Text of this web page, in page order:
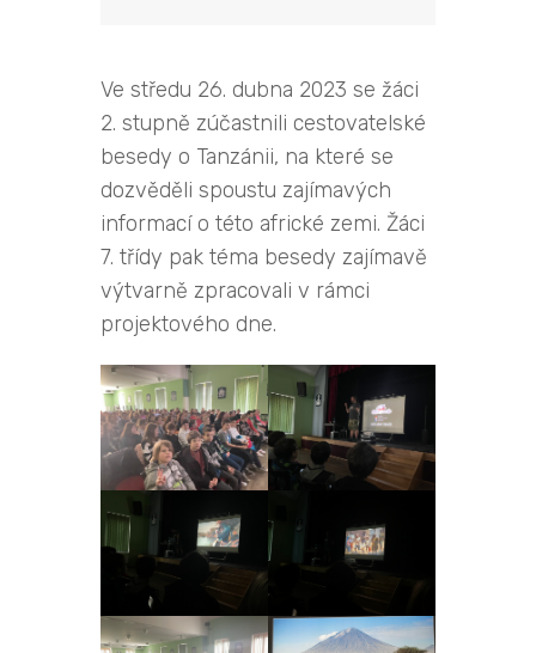
Ve středu 26. dubna 2023 se žáci
2. stupně zúčastnili cestovatelské
besedy o Tanzánii, na které se
dozvěděli spoustu zajímavých
informací o této africké zemi. Žáci
7. třídy pak téma besedy zajímavě
výtvarně zpracovali v rámci
projektového dne.